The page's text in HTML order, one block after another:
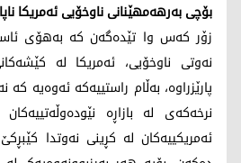
بۆچی بەرهەمهێنانی ناوخۆیی ئەمریکا
زۆر کەس وا تێدەگەن کە بەهۆی
نەوتی ناوخۆیی، ئەمریکا لە
پارێزراوە، بەڵام راستییەکە ئەوەیە
نرخەکەی لە بازاڕە
ئەمریکییەکان لە کڕینی نەوتدا